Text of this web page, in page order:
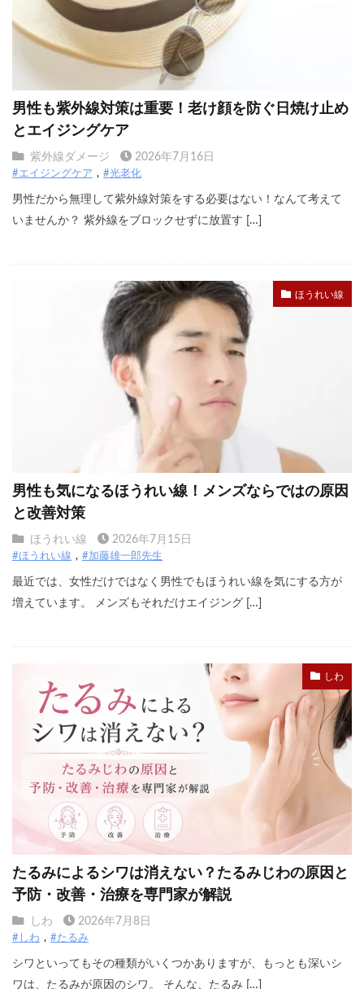
男性も紫外線対策は重要！老け顔を防ぐ日焼け止め
とエイジングケア
紫外線ダメージ 2026年7月16日
#エイジングケア #光老化
男性だから無理して紫外線対策をする必要はない！なんて考えて
いませんか？ 紫外線をブロックせずに放置す […]
ほうれい線
男性も気になるほうれい線！メンズならではの原因
と改善対策
ほうれい線 2026年7月15日
#ほうれい線 #加藤雄一郎先生
最近では、女性だけではなく男性でもほうれい線を気にする方が
増えています。 メンズもそれだけエイジング […]
しわ
たるみによるシワは消えない？たるみじわの原因と
予防・改善・治療を専門家が解説
しわ 2026年7月8日
#しわ #たるみ
シワといってもその種類がいくつかありますが、もっとも深いシ
ワは、たるみが原因のシワ。 そんな、たるみ […]